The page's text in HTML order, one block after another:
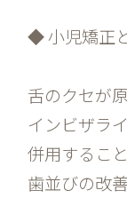
◆ 小児矯正
舌のクセが
インビザラ
併用すること
歯並びの改